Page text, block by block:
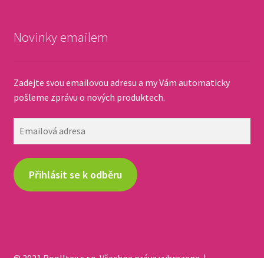
Novinky emailem
Zadejte svou emailovou adresu a my Vám automaticky
pošleme zprávu o nových produktech.
Přihlásit se k odběru